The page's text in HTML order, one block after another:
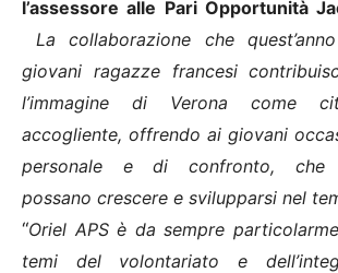
l’assessore alle Pari Opportunità
La collaborazione che
giovani ragazze francesi
l’immagine di Verona come
accogliente, offrendo ai giovani
personale e di confronto, che
possano crescere e svilupparsi nel
“Oriel APSè da sempre
temi del volontariato e